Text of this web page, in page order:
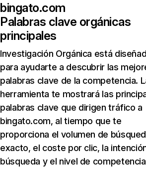
bingato.com
Palabras clave orgánicas
principales
Investigación Orgánica está
para ayudarte a descubrir las
palabras clave de la competencia.
herramienta te mostrará las
palabras clave que dirigen tráfico a
bingato.com, al tiempo que te
proporciona el volumen de
exacto, el coste por clic, la
búsqueda y el nivel de